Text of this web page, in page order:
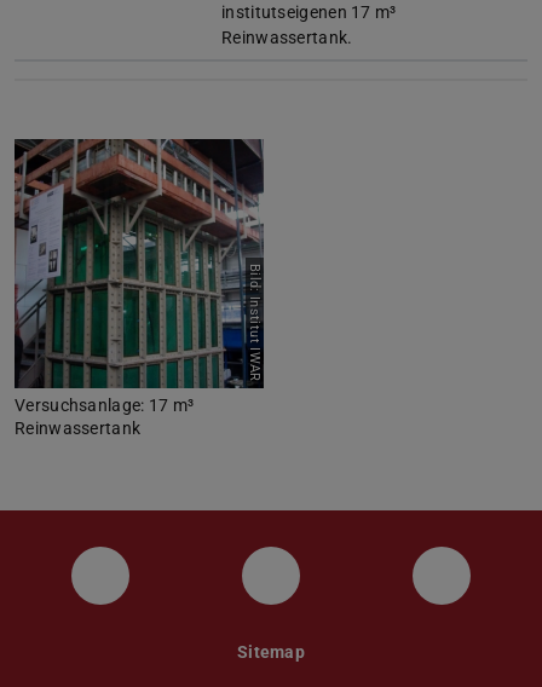
institutseigenen 17 m³
Reinwassertank.
Bild: Institut IWAR
Versuchsanlage: 17 m³
Reinwassertank
Instagram YouTube
Sitemap